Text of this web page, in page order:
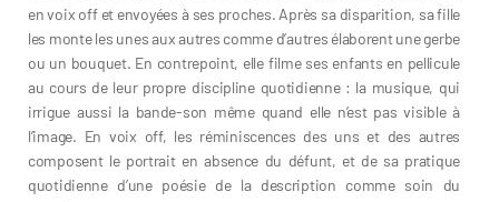
en voix off et envoyées à ses proches. Après sa disparition, sa fille
les monte les unes aux autres comme d’autres élaborent une gerbe
ou un bouquet. En contrepoint, elle filme ses enfants en pellicule
au cours de leur propre discipline quotidienne : la musique, qui
irrigue aussi la bande-son même quand elle n’est pas visible à
l’image. En voix off, les réminiscences des uns et des autres
composent le portrait en absence du défunt, et de sa pratique
quotidienne d’une poésie de la description comme soin du